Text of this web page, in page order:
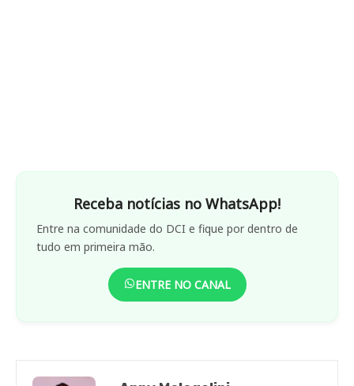
Receba notícias no WhatsApp!
Entre na comunidade do DCI e fique por dentro de
tudo em primeira mão.
ENTRE NO CANAL